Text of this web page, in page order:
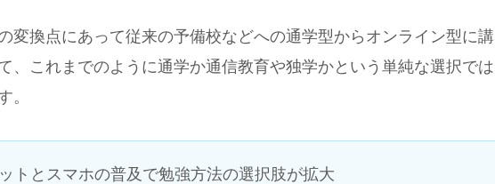
変換点にあって従来の予備校などへの通学型からオンライン型に講
、これまでのように通学か通信教育や独学かという単純な選択では
。
トとスマホの普及で勉強方法の選択肢が拡大